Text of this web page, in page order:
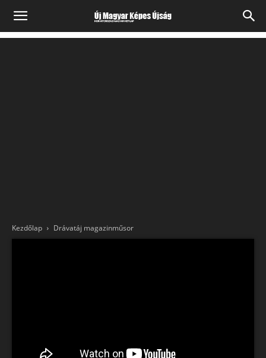
Kezdőlap Drávatáj magazinműsor